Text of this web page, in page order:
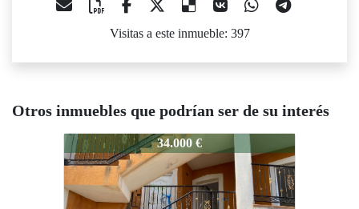
Visitas a este inmueble: 397
Otros inmuebles que podrían ser de su interés
34.000 €
301-0327 65.000 €
Vendido